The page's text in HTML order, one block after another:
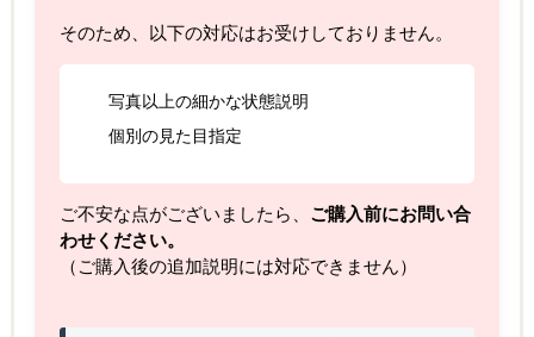
そのため、以下の対応はお受けしておりません。
写真以上の細かな状態説明
個別の見た目指定
ご不安な点がございましたら、 ご購入前にお問い合
わせください。
（ご購入後の追加説明には対応できません）